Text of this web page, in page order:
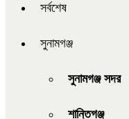
সর্বশেষ
সুনামগঞ্জ
সুনামগঞ্জ সদর
শান্তিগঞ্জ